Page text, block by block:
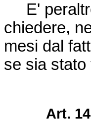
E'
chiedere,
mesi dal
se sia stato
Art.